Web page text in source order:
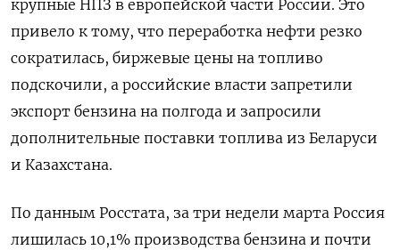
крупные НПЗ в европейской части России. Это
привело к тому, что переработка нефти резко
сократилась, биржевые цены на топливо
подскочили, а российские власти запретили
экспорт бензина на полгода и запросили
дополнительные поставки топлива из Беларуси
и Казахстана.
По данным Росстата, за три недели марта Россия
лишилась 10,1% производства бензина и почти